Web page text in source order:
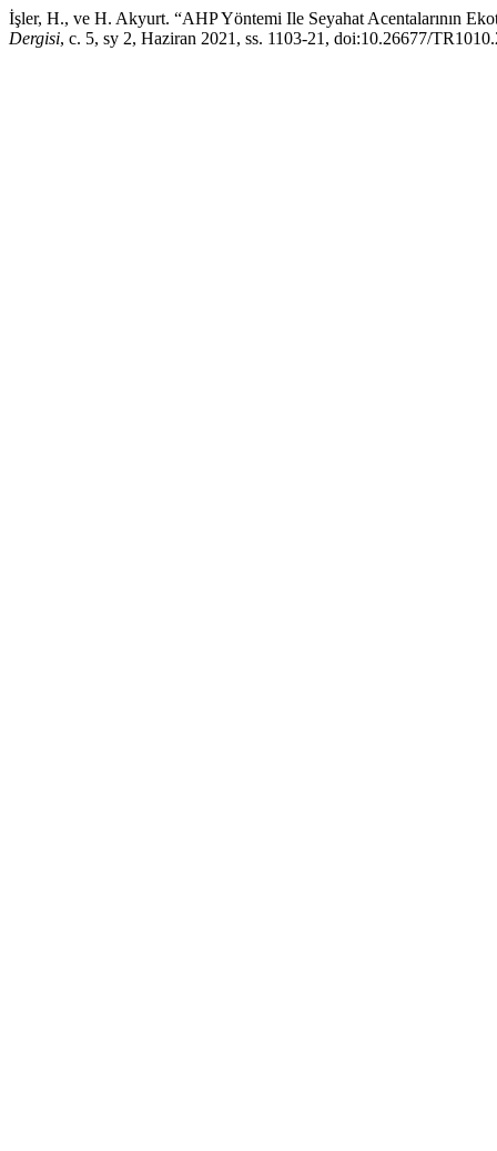
İşler, H., ve H. Akyurt. “AHP Yöntemi Ile Seyahat Acentalarının
Dergisi, c. 5, sy 2, Haziran 2021, ss. 1103-21, doi:10.26677/